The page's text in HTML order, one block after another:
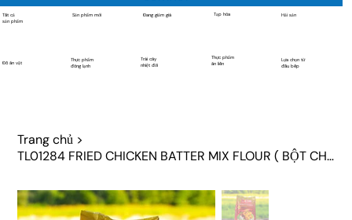
Tất cả
sản phẩm
Sản phẩm mới Đang giảm giá Tạp hóa Hải sản
Đồ ăn vặt
Thực phẩm
đông lạnh
Trái cây
nhiệt đới
Thực phẩm
ăn liền
Lựa chọn từ
đầu bếp
Trang chủ >
TL01284 FRIED CHICKEN BATTER MIX FLOUR ( BỘT CHIÊN GÀ)